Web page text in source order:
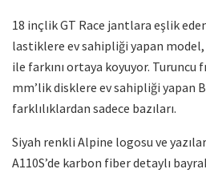
18 inçlik GT Race jantlara eşlik
lastiklere ev sahipliği yapan model,
ile farkını ortaya koyuyor. Turuncu
mm’lik disklere ev sahipliği yapan
farklılıklardan sadece bazıları.
Siyah renkli Alpine logosu ve
A110S’de karbon fiber detaylı